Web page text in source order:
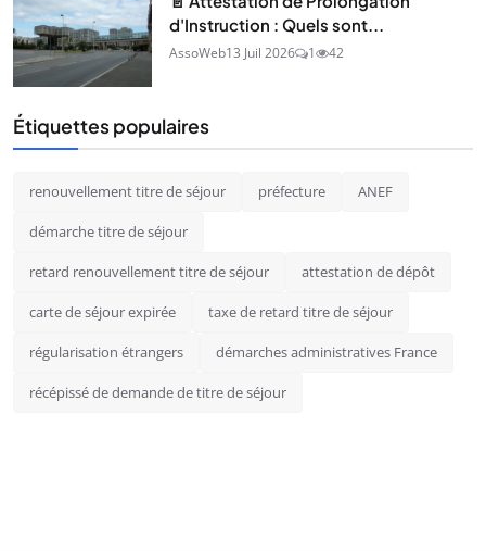
d'Instruction : Quels sont...
AssoWeb13 Juil 2026 1 42
Étiquettes populaires
renouvellement titre de séjour préfecture ANEF
démarche titre de séjour
retard renouvellement titre de séjour attestation de dépôt
carte de séjour expirée taxe de retard titre de séjour
régularisation étrangers démarches administratives France
récépissé de demande de titre de séjour